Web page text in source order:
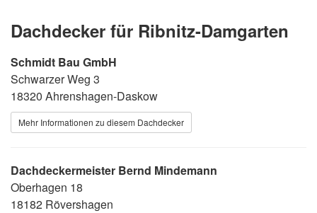
Dachdecker für Ribnitz-Damgarten
Schmidt Bau GmbH
Schwarzer Weg 3
18320 Ahrenshagen-Daskow
Mehr Informationen zu diesem Dachdecker
Dachdeckermeister Bernd Mindemann
Oberhagen 18
18182 Rövershagen